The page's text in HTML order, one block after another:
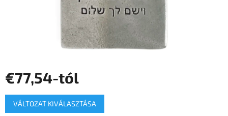
€77,54-tól
Egységár:
VÁLTOZAT KIVÁLASZTÁSA